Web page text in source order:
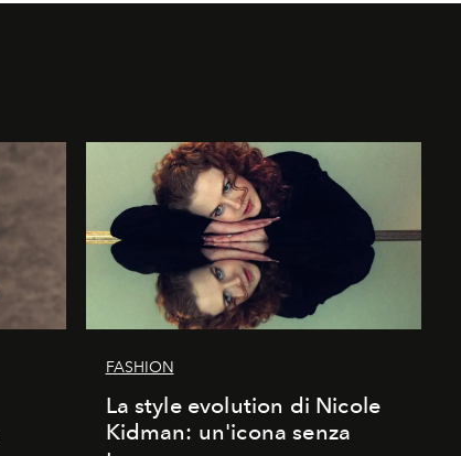
FASHION
La style evolution di Nicole
Kidman: un'icona senza